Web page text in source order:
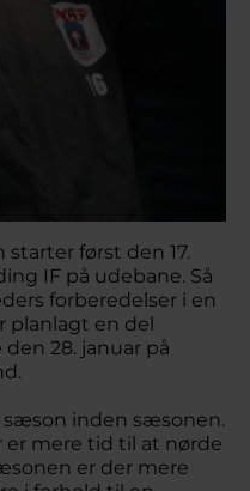
først den 17.
IF på udebane. Så
forberedelser i en
planlagt en del
28. januar på
inden sæsonen.
er mere tid til at nørde
er der mere